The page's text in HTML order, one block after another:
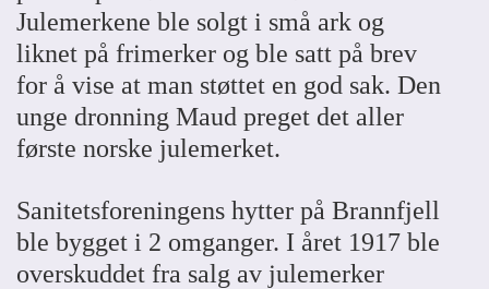
Julemerkene ble solgt i små ark og
liknet på frimerker og ble satt på brev
for å vise at man støttet en god sak. Den
unge dronning Maud preget det aller
første norske julemerket.
Sanitetsforeningens hytter på Brannfjell
ble bygget i 2 omganger. I året 1917 ble
overskuddet fra salg av julemerker